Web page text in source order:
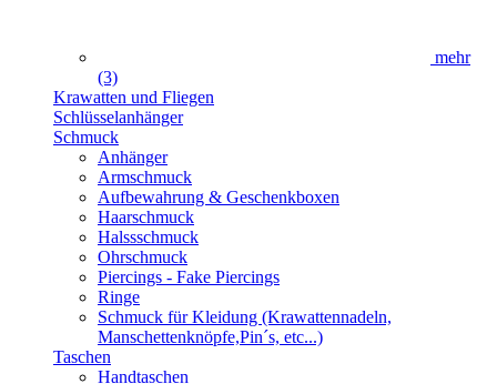
mehr
(3)
Krawatten und Fliegen
Schlüsselanhänger
Schmuck
Anhänger
Armschmuck
Aufbewahrung & Geschenkboxen
Haarschmuck
Halssschmuck
Ohrschmuck
Piercings - Fake Piercings
Ringe
Schmuck für Kleidung (Krawattennadeln,
Manschettenknöpfe,Pin´s, etc...)
Taschen
Handtaschen